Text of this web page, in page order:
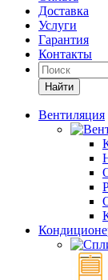
Доставка
Услуги
Гарантия
Контакты
Найти
Вентиляция